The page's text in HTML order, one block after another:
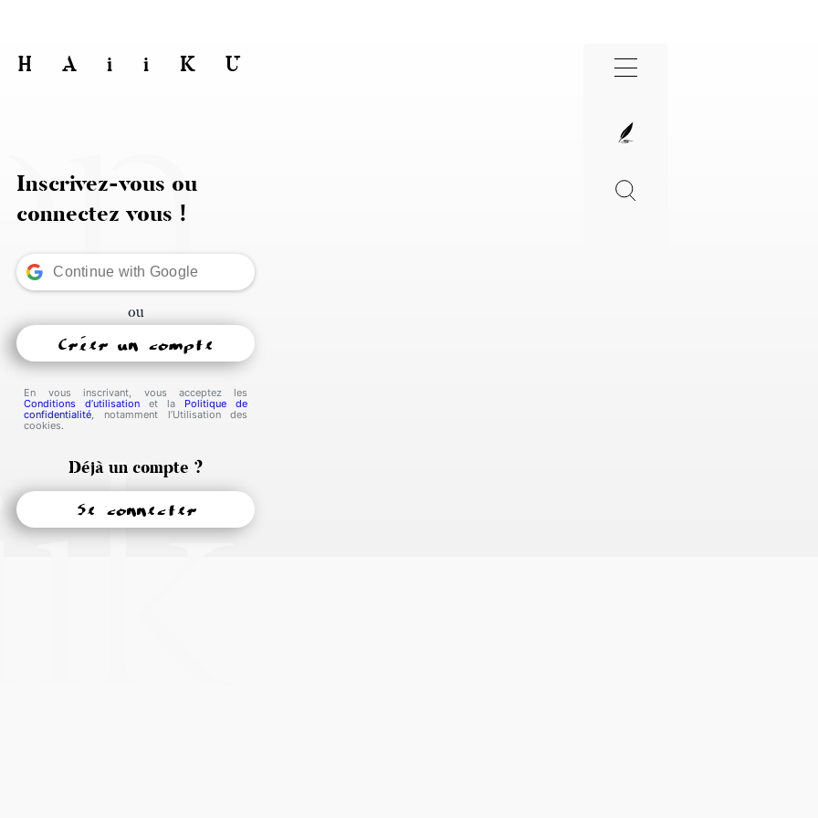
Inscrivez-vous ou
connectez vous !
Continue with Google
ou
En vous inscrivant, vous acceptez les
Conditions d’utilisation et la Politique de
confidentialité, notamment l’Utilisation des
cookies.
Déjà un compte ?